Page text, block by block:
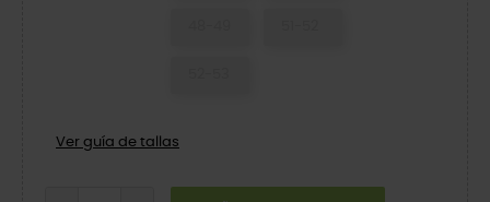
Ver guía de tallas